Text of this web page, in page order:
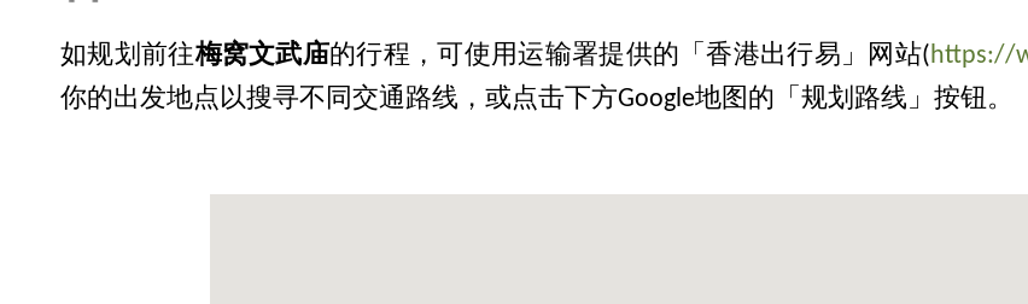
如规划前往梅窝文武庙的行程，可使用运输署提供的「香港出行易」网站(https://
你的出发地点以搜寻不同交通路线，或点击下方Google地图的「规划路线」按钮。